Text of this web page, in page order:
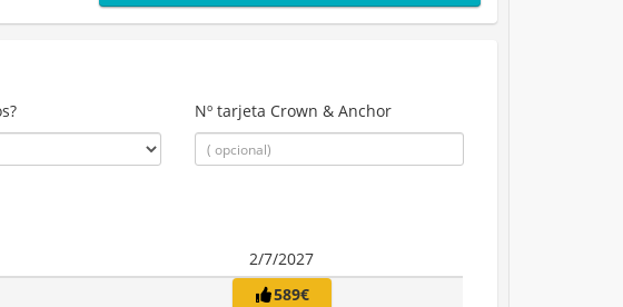
Nº tarjeta Crown & Anchor
2/7/2027
589€